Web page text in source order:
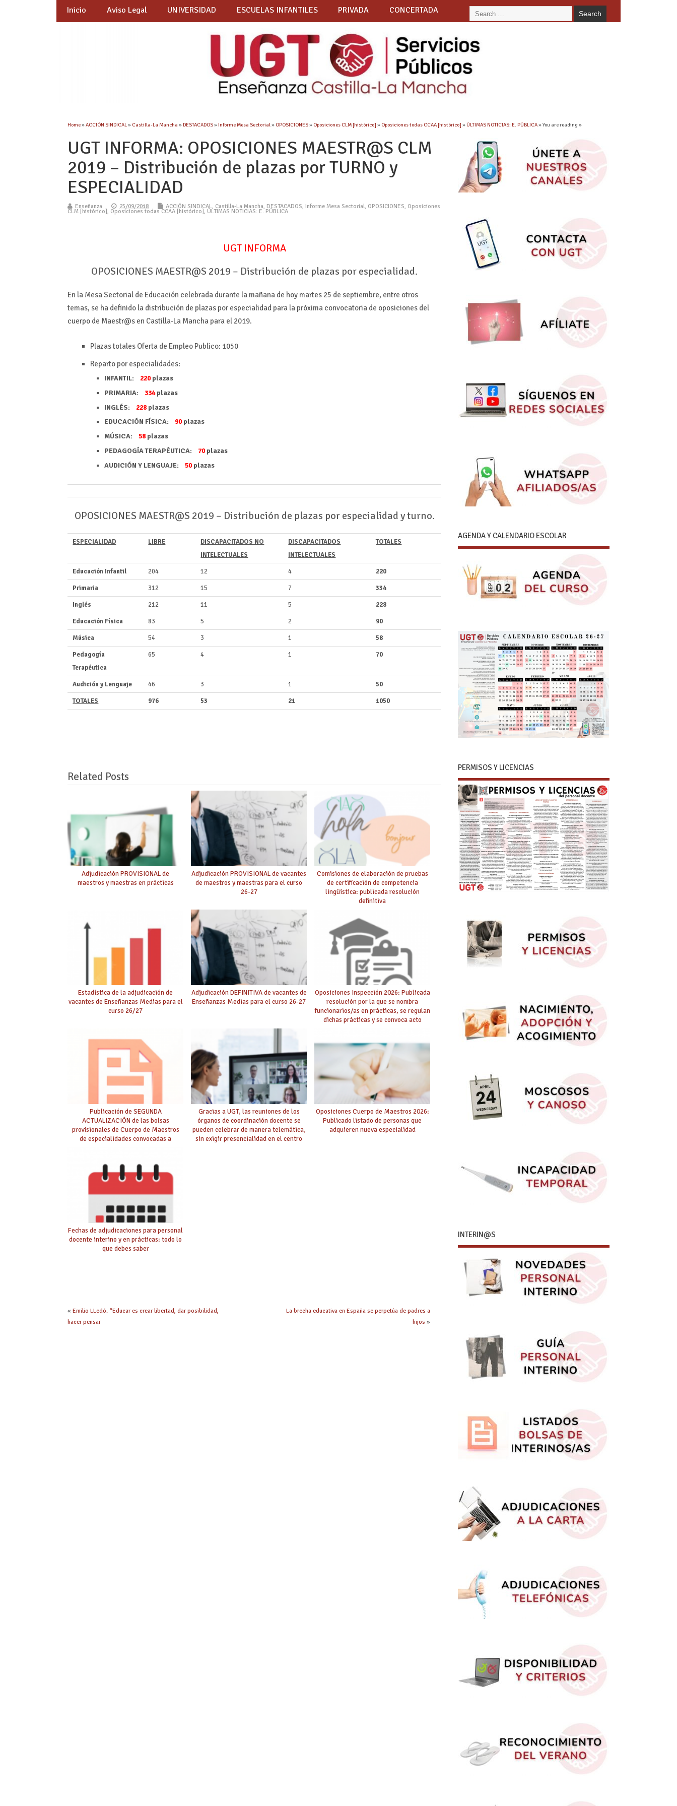
Inicio Aviso Legal UNIVERSIDAD ESCUELAS INFANTILES PRIVADA CONCERTADA
Home»ACCIÓN SINDICAL» Castilla-La Mancha »DESTACADOS»Informe Mesa Sectorial» OPOSICIONES» Oposiciones CLM [histórico] » Oposiciones todas CCAA [histórico] »ÚLTIMAS NOTICIAS: E. PÚBLICA» You are reading »
UGT INFORMA: OPOSICIONES MAESTR@S CLM
2019 – Distribución de plazas por TURNO y
ESPECIALIDAD
Enseñanza 25/09/2018 ACCIÓN SINDICAL, Castilla-La Mancha, DESTACADOS, Informe Mesa Sectorial, OPOSICIONES, Oposiciones
CLM [histórico], Oposiciones todas CCAA [histórico], ÚLTIMAS NOTICIAS: E. PÚBLICA
UGT INFORMA
OPOSICIONES MAESTR@S 2019 – Distribución de plazas por especialidad.
En la Mesa Sectorial de Educación celebrada durante la mañana de hoy martes 25 de septiembre, entre otros
temas, se ha definido la distribución de plazas por especialidad para la próxima convocatoria de oposiciones del
cuerpo de Maestr@s en Castilla-La Mancha para el 2019.
Plazas totales Oferta de Empleo Publico: 1050
Reparto por especialidades:
INFANTIL: 220plazas
PRIMARIA: 334plazas
INGLÉS: 228plazas
EDUCACIÓN FÍSICA: 90plazas
MÚSICA: 58plazas
PEDAGOGÍA TERAPÉUTICA: 70plazas
AUDICIÓN Y LENGUAJE: 50plazas
OPOSICIONES MAESTR@S 2019 – Distribución de plazas por especialidad y turno.
ESPECIALIDAD LIBRE
DISCAPACITADOS NO
INTELECTUALES
DISCAPACITADOS
INTELECTUALES
TOTALES
Educación Infantil 204 12 4 220
Primaria 312 15 7 334
Inglés 212 11 5 228
Educación Física 83 5 2 90
Música 54 3 1 58
Pedagogía
Terapéutica
65 4 1 70
Audición y Lenguaje 46 3 1 50
TOTALES 976 53 21 1050
Related Posts
Adjudicación PROVISIONAL de
maestros y maestras en prácticas
Adjudicación PROVISIONAL de vacantes
de maestros y maestras para el curso
26-27
Comisiones de elaboración de pruebas
de certificación de competencia
lingüística: publicada resolución
definitiva
Estadística de la adjudicación de
vacantes de Enseñanzas Medias para el
curso 26/27
Adjudicación DEFINITIVA de vacantes de
Enseñanzas Medias para el curso 26-27
Oposiciones Inspección 2026: Publicada
resolución por la que se nombra
funcionarios/as en prácticas, se regulan
dichas prácticas y se convoca acto
Publicación de SEGUNDA
ACTUALIZACIÓN de las bolsas
provisionales de Cuerpo de Maestros
de especialidades convocadas a
Gracias a UGT, las reuniones de los
órganos de coordinación docente se
pueden celebrar de manera telemática,
sin exigir presencialidad en el centro
Oposiciones Cuerpo de Maestros 2026:
Publicado listado de personas que
adquieren nueva especialidad
Fechas de adjudicaciones para personal
docente interino y en prácticas: todo lo
que debes saber
«Emilio LLedó. “Educar es crear libertad, dar posibilidad,
hacer pensar
La brecha educativa en España se perpetúa de padres a
hijos »
AGENDA Y CALENDARIO ESCOLAR
PERMISOS Y LICENCIAS
INTERIN@S